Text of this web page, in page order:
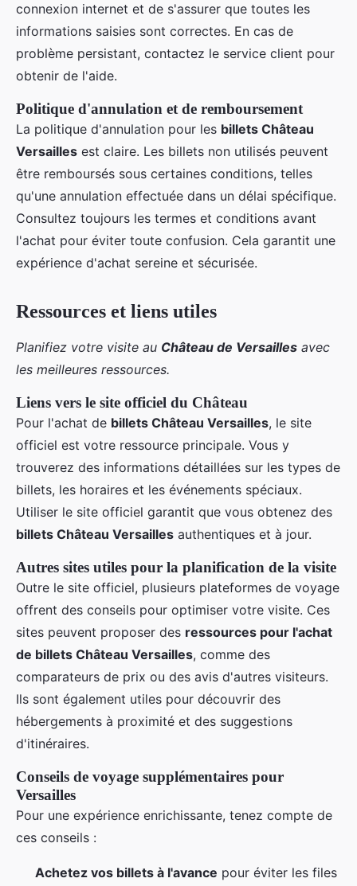
connexion internet et de s'assurer que toutes les
informations saisies sont correctes. En cas de
problème persistant, contactez le service client pour
obtenir de l'aide.
Politique d'annulation et de remboursement
La politique d'annulation pour les billets Château
Versailles est claire. Les billets non utilisés peuvent
être remboursés sous certaines conditions, telles
qu'une annulation effectuée dans un délai spécifique.
Consultez toujours les termes et conditions avant
l'achat pour éviter toute confusion. Cela garantit une
expérience d'achat sereine et sécurisée.
Ressources et liens utiles
Planifiez votre visite au Château de Versailles avec
les meilleures ressources.
Liens vers le site officiel du Château
Pour l'achat de billets Château Versailles, le site
officiel est votre ressource principale. Vous y
trouverez des informations détaillées sur les types de
billets, les horaires et les événements spéciaux.
Utiliser le site officiel garantit que vous obtenez des
billets Château Versailles authentiques et à jour.
Autres sites utiles pour la planification de la visite
Outre le site officiel, plusieurs plateformes de voyage
offrent des conseils pour optimiser votre visite. Ces
sites peuvent proposer des ressources pour l'achat
de billets Château Versailles, comme des
comparateurs de prix ou des avis d'autres visiteurs.
Ils sont également utiles pour découvrir des
hébergements à proximité et des suggestions
d'itinéraires.
Conseils de voyage supplémentaires pour
Versailles
Pour une expérience enrichissante, tenez compte de
ces conseils :
Achetez vos billets à l'avance pour éviter les files